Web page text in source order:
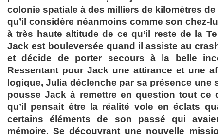
colonie spatiale à des milliers de kilomètres
qu’il considère néanmoins comme son chez-
à très haute altitude de ce qu’il reste de la
Jack est bouleversée quand il assiste au
et décide de porter secours à la belle
Ressentant pour Jack une attirance et une
logique, Julia déclenche par sa présence une
pousse Jack à remettre en question tout ce
qu’il pensait être la réalité vole en éclats
certains éléments de son passé qui
mémoire. Se découvrant une nouvelle